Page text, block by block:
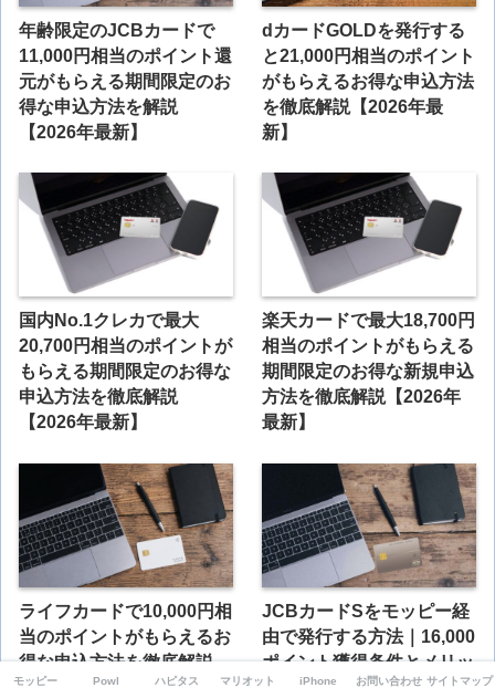
年齢限定のJCBカードで
11,000円相当のポイント還
元がもらえる期間限定のお
得な申込方法を解説
【2026年最新】
dカードGOLDを発行する
と21,000円相当のポイント
がもらえるお得な申込方法
を徹底解説【2026年最
新】
国内No.1クレカで最大
20,700円相当のポイントが
もらえる期間限定のお得な
申込方法を徹底解説
【2026年最新】
楽天カードで最大18,700円
相当のポイントがもらえる
期間限定のお得な新規申込
方法を徹底解説【2026年
最新】
ライフカードで10,000円相
当のポイントがもらえるお
得な申込方法を徹底解説
【2026年8月】
JCBカードSをモッピー経
由で発行する方法｜16,000
ポイント獲得条件とメリッ
ト
モッピー Powl ハピタス マリオット iPhone お問い合わせ サイトマップ